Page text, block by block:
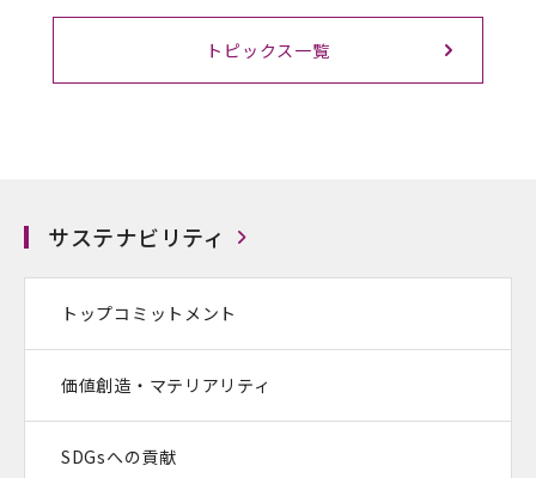
トピックス一覧
サステナビリティ
トップコミットメント
価値創造・マテリアリティ
SDGsへの貢献